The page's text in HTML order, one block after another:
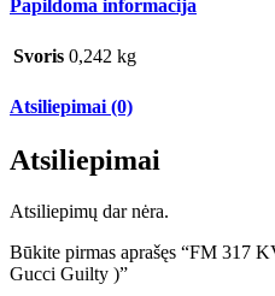
Papildoma informacija
Svoris 0,242 kg
Atsiliepimai (0)
Atsiliepimai
Atsiliepimų dar nėra.
Būkite pirmas aprašęs “FM 317
Gucci Guilty )”